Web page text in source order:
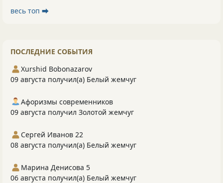
весь топ ⮕
ПОСЛЕДНИЕ СОБЫТИЯ
Xurshid Bobonazarov
09 августа получил(а) Белый жемчуг
Афоризмы современников
09 августа получил Золотой жемчуг
Сергей Иванов 22
08 августа получил(а) Белый жемчуг
Марина Денисова 5
06 августа получил(а) Белый жемчуг